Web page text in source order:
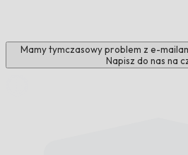
Mamy tymczasowy problem z e-
Napisz do nas na